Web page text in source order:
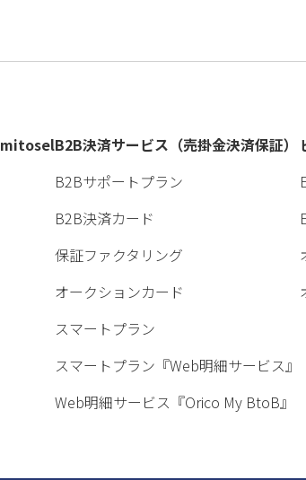
mitoselB2B決済サービス（売掛金決済保証）
B2Bサポートプラン
B2B決済カード
保証ファクタリング
オークションカード
スマートプラン
スマートプラン『Web明細サービス』
Web明細サービス『Orico My BtoB』